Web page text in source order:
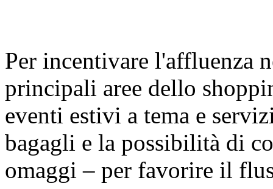
Per incentivare l'affluenza
principali aree dello
eventi estivi a tema e
bagagli e la possibilità di
omaggi – per favorire il